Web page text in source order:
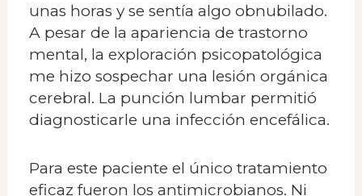
unas horas y se sentía algo obnubilado.
A pesar de la apariencia de trastorno
mental, la exploración psicopatológica
me hizo sospechar una lesión orgánica
cerebral. La punción lumbar permitió
diagnosticarle una infección encefálica.
Para este paciente el único tratamiento
eficaz fueron los antimicrobianos. Ni